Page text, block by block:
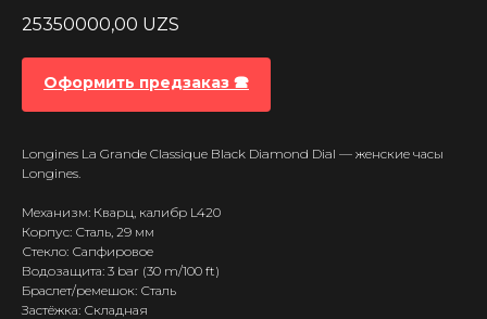
25350000,00 UZS
Оформить предзаказ 🕿
Longines La Grande Classique Black Diamond Dial — женские часы
Longines.
Механизм: Кварц, калибр L420
Корпус: Сталь, 29 мм
Стекло: Сапфировое
Водозащита: 3 bar (30 m/100 ft)
Браслет/ремешок: Сталь
Застёжка: Складная